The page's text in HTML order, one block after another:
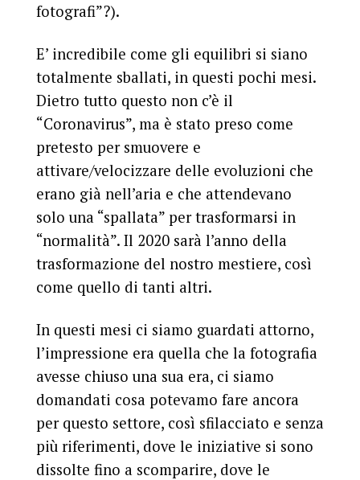
fotografi”?).
E’ incredibile come gli equilibri si siano
totalmente sballati, in questi pochi mesi.
Dietro tutto questo non c’è il
“Coronavirus”, ma è stato preso come
pretesto per smuovere e
attivare/velocizzare delle evoluzioni che
erano già nell’aria e che attendevano
solo una “spallata” per trasformarsi in
“normalità”. Il 2020 sarà l’anno della
trasformazione del nostro mestiere, così
come quello di tanti altri.
In questi mesi ci siamo guardati attorno,
l’impressione era quella che la fotografia
avesse chiuso una sua era, ci siamo
domandati cosa potevamo fare ancora
per questo settore, così sfilacciato e senza
più riferimenti, dove le iniziative si sono
dissolte fino a scomparire, dove le